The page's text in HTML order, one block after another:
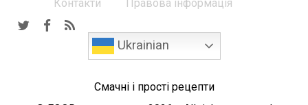
Контакти Правова інформація
Ukrainian
Смачні і прості рецепти